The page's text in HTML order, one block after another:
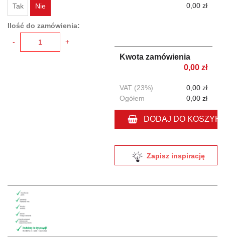
Tak
Nie
Ilość do zamówienia:
-
+
0,00 zł
Kwota zamówienia
0,00 zł
VAT (23%)
0,00 zł
Ogółem
0,00 zł
DODAJ DO
Zapisz inspirację